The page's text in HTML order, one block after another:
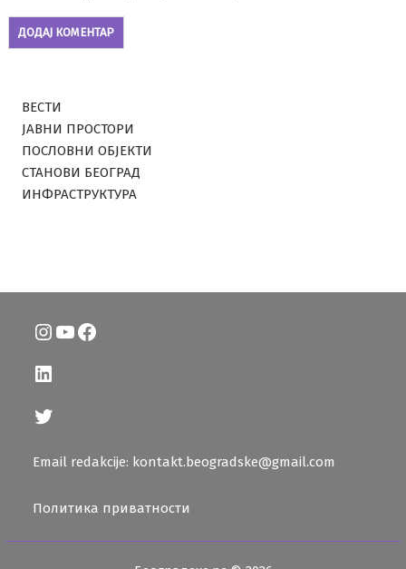
ВЕСТИ
ЈАВНИ ПРОСТОРИ
ПОСЛОВНИ ОБЈЕКТИ
СТАНОВИ БЕОГРАД
ИНФРАСТРУКТУРА
Instagram
YouTube
Facebook
LinkedIn
Twitter
Email redakcije: kontakt.beogradske@gmail.com
Политика приватности